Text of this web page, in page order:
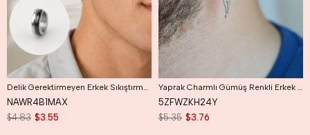
NAWR4B1MAX
$3.55
$4.83
Yaprak Charmlı Gümüş Renkli Erkek Çelik Halka Küpe Yapraklı
5ZFWZKH24Y
$3.76
$5.35